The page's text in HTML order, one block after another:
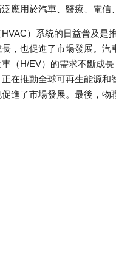
應用於汽車、醫療、電信
）系統的日益普及
，也促進了市場發展。
（H/EV）的需求不斷成
在推動全球可再生能源
進了市場發展。最後，